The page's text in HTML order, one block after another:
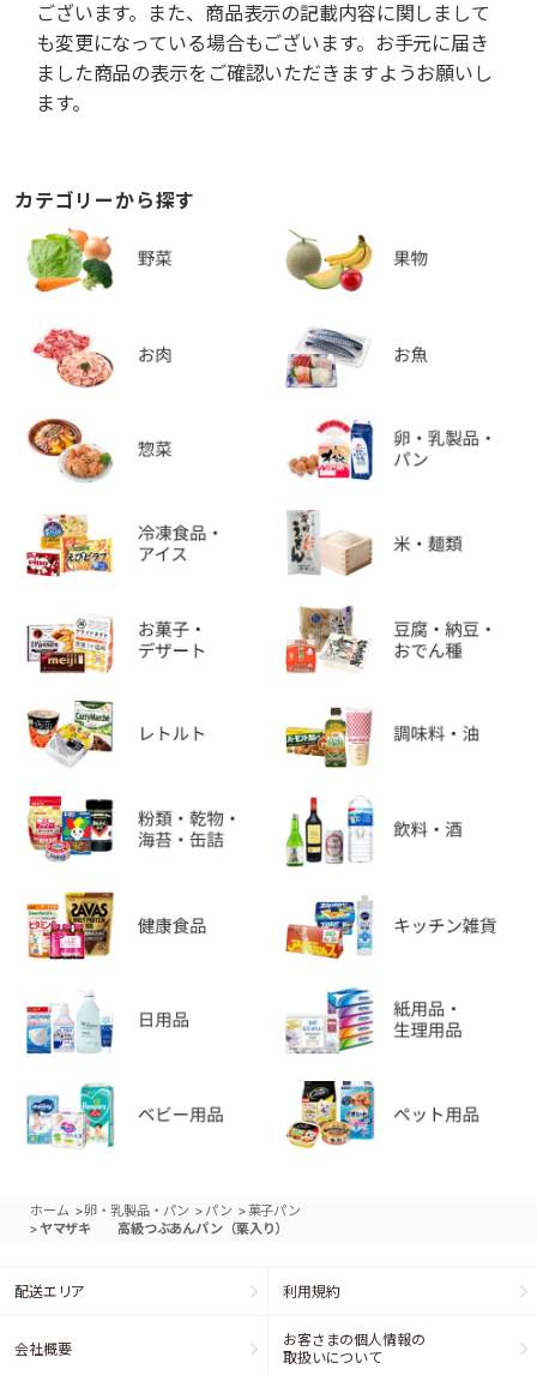
ございます。また、商品表示の記載内容に関しまして
も変更になっている場合もございます。お手元に届き
ました商品の表示をご確認いただきますようお願いし
ます。
カテゴリーから探す
ホーム >卵・乳製品・パン > パン >菓子パン
>ヤマザキ 高級つぶあんパン（栗入り）
配送エリア 利用規約
会社概要
お客さまの個人情報の
取扱いについて